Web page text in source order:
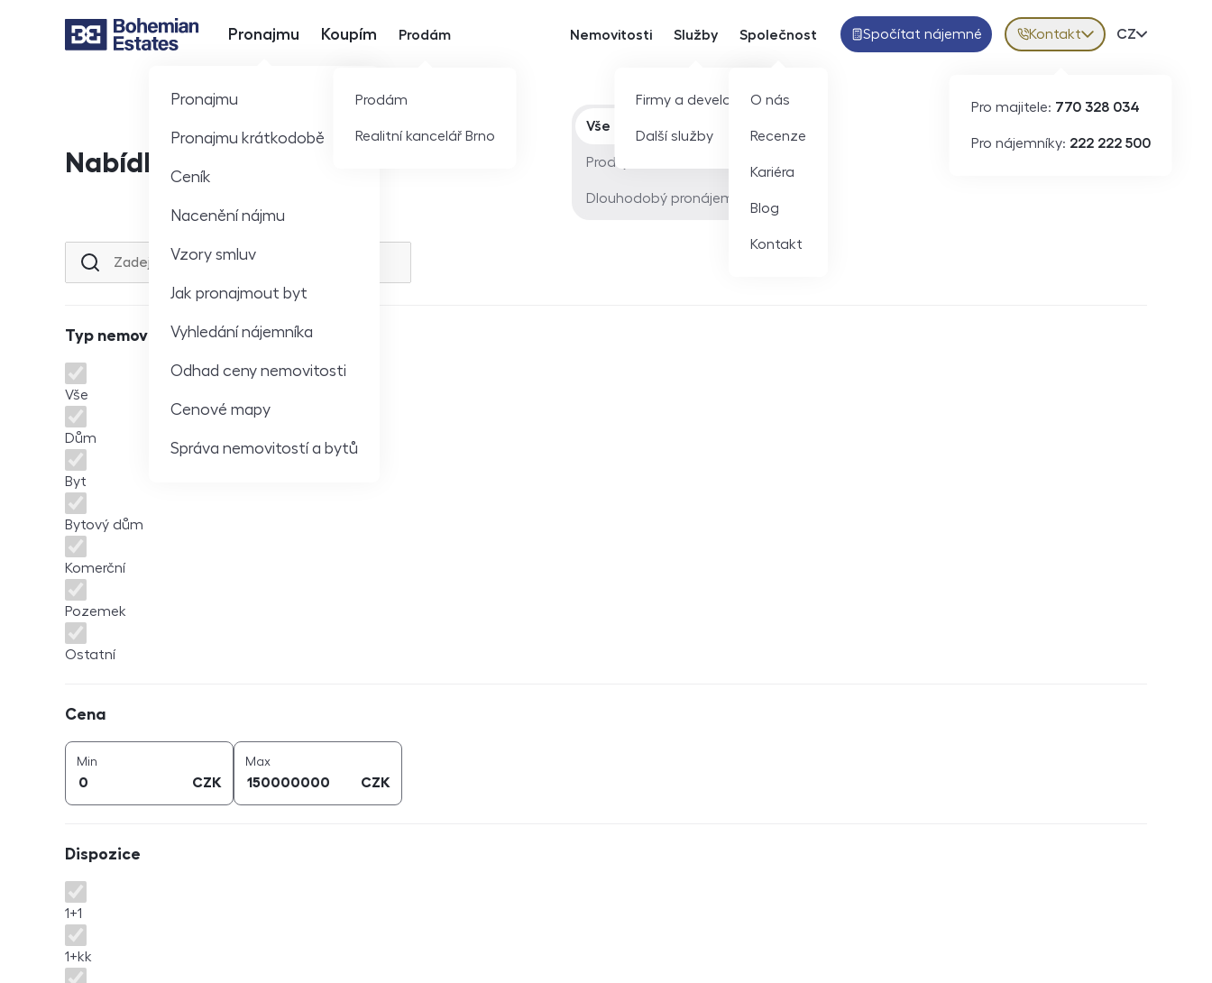
Hlavní nabídka
Pronajmu
Pronajmu
Pronajmu krátkodobě
Ceník
Nacenění nájmu
Vzory smluv
Jak pronajmout byt
Vyhledání nájemníka
Odhad ceny nemovitosti
Cenové mapy
Správa nemovitostí a bytů
Koupím Prodám
Prodám
Realitní kancelář Brno
Nemovitosti Služby
Firmy a developeři
Další služby
Společnost
O nás
Recenze
Kariéra
Blog
Kontakt
Spočítat nájemné Kontakt
Pro majitele: 770 328 034
Pro nájemníky: 222 222 500
Volba
CZ
Nabídka nemovitostí
Typ nabídky
Vše
Prodej
Dlouhodobý pronájem
Lokalita nebo ulice
Typ nemovitosti
Typ nemovitosti
Vše
Dům
Byt
Bytový dům
Komerční
Pozemek
Ostatní
Cena
Min
CZK
Maxcena (
CZK
Dispozice
Dispozice
1+1
1+kk